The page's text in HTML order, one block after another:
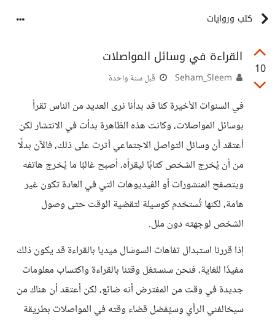
كتب وروايات
10
القراءة في وسائل المواصلات
قبل سنة واحدة
في السنوات الأخيرة كنا قد بدأنا نرى العديد من الناس تقرأ
بوسائل المواصلات، وكانت هذه الظاهرة بدأت في الانتشار لكن
أعتقد أن وسائل التواصل الاجتماعي أثرت على ذلك، فالآن بدلًا
من أن يُخرج الشخص كتابًا ليقرأه، أصبح غالبًا ما يُخرج هاتفه
ويتصفح المنشورات أو الڤيديوهات التي في العادة تكون غير
هامة، لكنها تُستخدم كوسيلة لتقضية الوقت حتى وصول
الشخص لوجهته دون ملل.
إذا قررنا استبدال تفاهات السوشال ميديا بالقراءة قد يكون ذلك
مفيدًا للغاية، فنحن سنستغل وقتنا بالقراءة واكتساب معلومات
جديدة في وقت من المفترض أنه ضائع، لكن أعتقد أن هناك من
سيخالفني الرأي وسيُفضل قضاء وقته في المواصلات بطريقة